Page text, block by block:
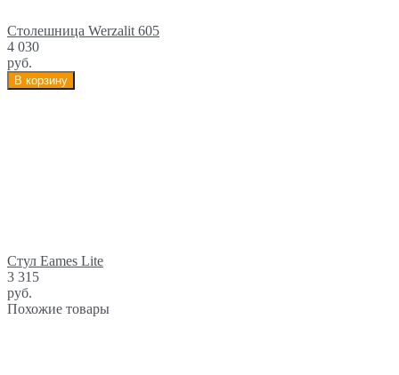
Столешница Werzalit 605
4 030
руб.
В корзину
Cтул Eames Lite
3 315
руб.
Похожие товары